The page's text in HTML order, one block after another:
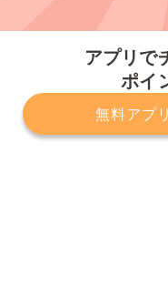
アプリで
ポイ
無料アプ
プライバシーポ
サービスに関しての